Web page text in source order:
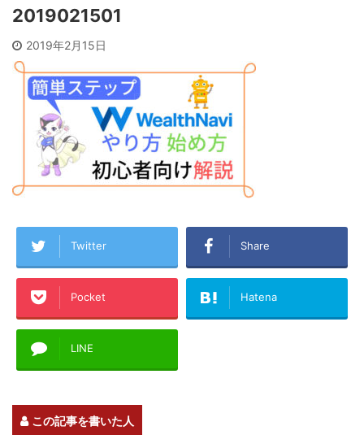
2019021501
2019年2月15日
Twitter Share
Pocket Hatena
LINE
この記事を書いた人